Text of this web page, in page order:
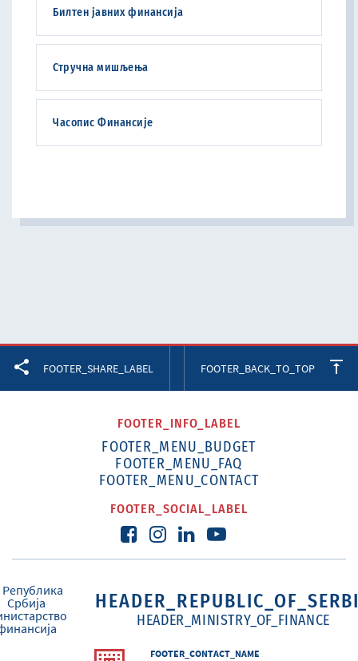
Билтен јавних финансија
Стручна мишљења
Часопис Финансије
FOOTER_SHARE_LABEL FOOTER_BACK_TO_TOP
FOOTER_INFO_LABEL
FOOTER_MENU_BUDGET
FOOTER_MENU_FAQ
FOOTER_MENU_CONTACT
FOOTER_SOCIAL_LABEL
HEADER_MINISTRY_OF_FINANCE
FOOTER_CONTACT_NAME